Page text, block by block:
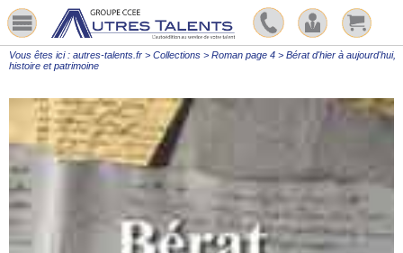
Vous êtes ici : autres-talents.fr > Collections > Roman page 4 > Bérat d'hier à aujourd'hui,
histoire et patrimoine